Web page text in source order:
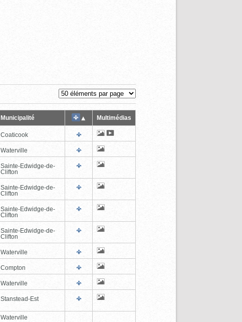
Municipalité Multimédias
Coaticook
Waterville
Sainte-Edwidge-de-
Clifton
Sainte-Edwidge-de-
Clifton
Sainte-Edwidge-de-
Clifton
Sainte-Edwidge-de-
Clifton
Waterville
Compton
Waterville
Stanstead-Est
Waterville